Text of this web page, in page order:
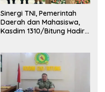
Sinergi TNI, Pemerintah
Daerah dan Mahasiswa,
Kasdim 1310/Bitung Hadiri
Kota Bitung